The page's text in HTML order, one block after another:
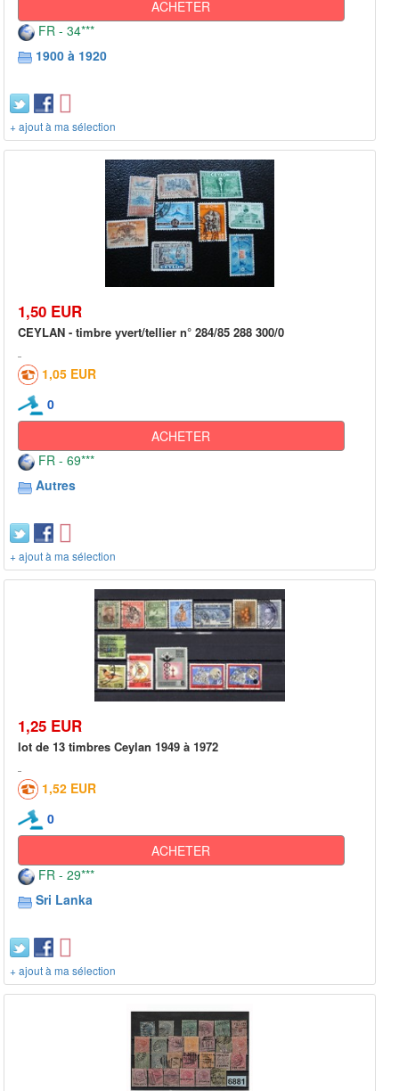
ACHETER
FR - 34***
1900 à 1920
+ ajout à ma sélection
1,50 EUR
CEYLAN - timbre yvert/tellier n° 284/85 288 300/0
1,05 EUR
0
ACHETER
FR - 69***
Autres
+ ajout à ma sélection
1,25 EUR
lot de 13 timbres Ceylan 1949 à 1972
1,52 EUR
0
ACHETER
FR - 29***
Sri Lanka
+ ajout à ma sélection